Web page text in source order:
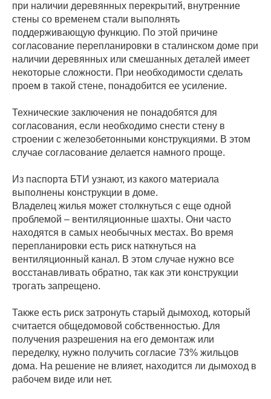
при наличии деревянных перекрытий, внутренние
стены со временем стали выполнять
поддерживающую функцию. По этой причине
согласование перепланировки в сталинском доме при
наличии деревянных или смешанных деталей имеет
некоторые сложности. При необходимости сделать
проем в такой стене, понадобится ее усиление.
Технические заключения не понадобятся для
согласования, если необходимо снести стену в
строении с железобетонными конструкциями. В этом
случае согласование делается намного проще.
Из паспорта БТИ узнают, из какого материала
выполнены конструкции в доме.
Владелец жилья может столкнуться с еще одной
проблемой – вентиляционные шахты. Они часто
находятся в самых необычных местах. Во время
перепланировки есть риск наткнуться на
вентиляционный канал. В этом случае нужно все
восстанавливать обратно, так как эти конструкции
трогать запрещено.
Также есть риск затронуть старый дымоход, который
считается общедомовой собственностью. Для
получения разрешения на его демонтаж или
переделку, нужно получить согласие 73% жильцов
дома. На решение не влияет, находится ли дымоход в
рабочем виде или нет.